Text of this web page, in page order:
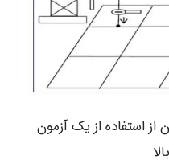
از استفاده از یک آزمون